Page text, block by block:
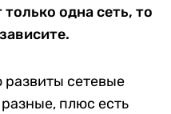
одна сеть, то
развиты сетевые
плюс есть